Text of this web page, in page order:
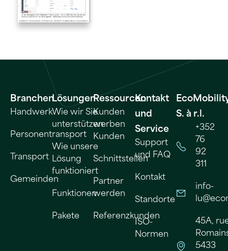
Branchen
Handwerk
Personentransport
Transport
Gemeinden
Lösungen
Wie wir Sie
unterstützen
Wie unsere
Lösung
funktioniert
Funktionen
Pakete
Ressourcen
Kunden
werben
Kunden
Schnittstellen
Partner
werden
Referenzkunden
Kontakt
und
Service
Support
und FAQ
Kontakt
Standorte
ISO-
Normen
S. à r.l.
+352
76
92
311
info-
45A,
5433